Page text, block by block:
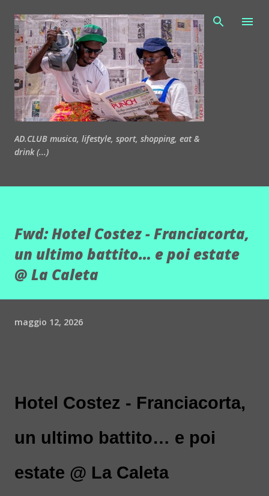
Passa ai contenuti principali
AD.CLUB musica, lifestyle, sport, shopping, eat &
drink (...)
Fwd: Hotel Costez - Franciacorta,
un ultimo battito… e poi estate
@ La Caleta
maggio 12, 2026
Hotel Costez - Franciacorta,
un ultimo battito… e poi
estate @ La Caleta